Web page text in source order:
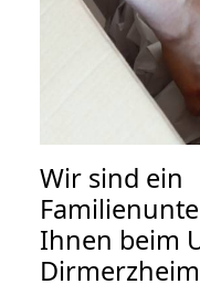
Wir sind ein
Ihnen beim
Dirmerzheim